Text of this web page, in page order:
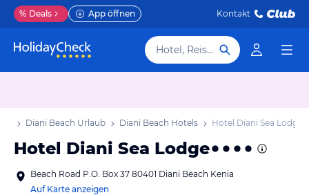
% Deals App öffnen Kontakt
Hotel, Reiseziel
Diani Beach Urlaub Diani Beach Hotels Hotel Diani Sea Lodge
Hotel Diani Sea Lodge
Beach Road P.O. Box 37 80401 Diani Beach Kenia
Auf Karte anzeigen